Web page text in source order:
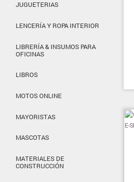
JUGUETERIAS
LENCERÍA Y ROPA INTERIOR
LIBRERÍA & INSUMOS PARA
OFICINAS
LIBROS
MOTOS ONLINE
MAYORISTAS
MASCOTAS
MATERIALES DE
CONSTRUCCIÓN